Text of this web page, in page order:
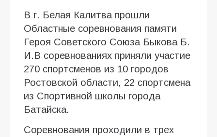
В г. Белая Калитва прошли
Областные соревнования памяти
Героя Советского Союза Быкова Б.
И.В соревнованиях приняли участие
270 спортсменов из 10 городов
Ростовской области, 22 спортсмена
из Спортивной школы города
Батайска.
Соревнования проходили в трех